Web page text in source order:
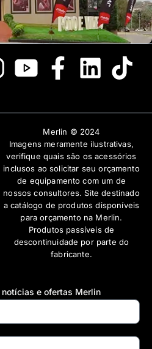
e ofertas Merlin
Merlin © 2024
Imagens meramente ilustrativas,
verifique quais são os acessórios
inclusos ao solicitar seu orçamento
de equipamento com um de
nossos consultores. Site destinado
a catálogo de produtos disponíveis
para orçamento na Merlin.
Produtos passíveis de
descontinuidade por parte do
fabricante.